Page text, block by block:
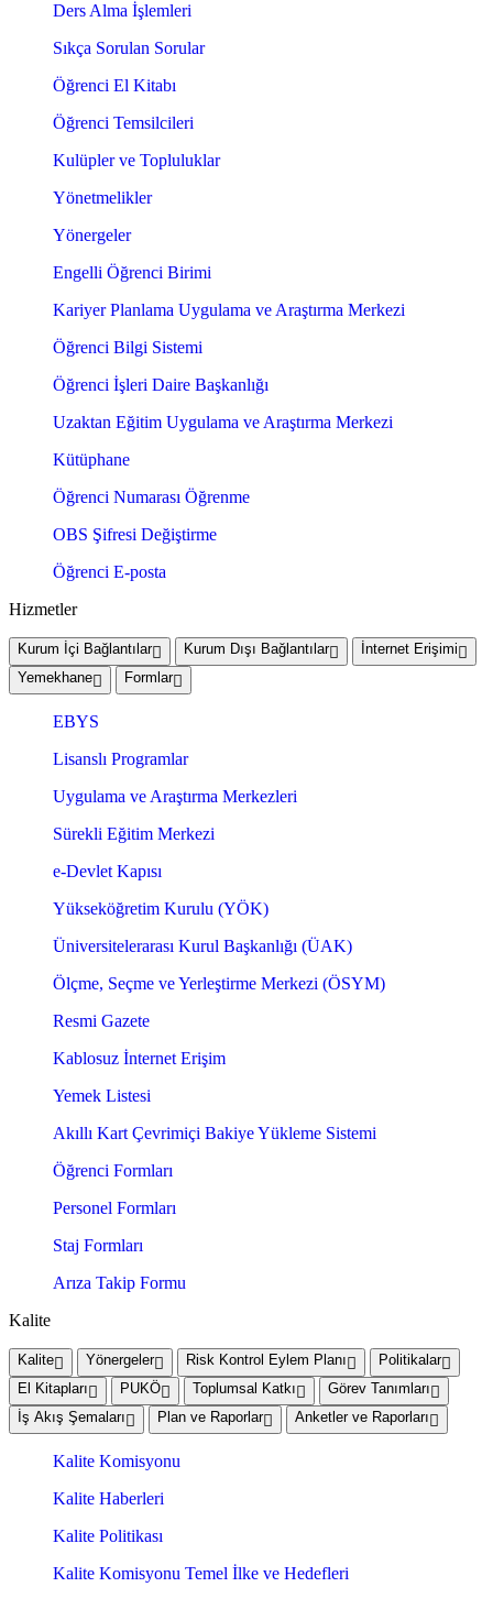
Ders Alma İşlemleri
Sıkça Sorulan Sorular
Öğrenci El Kitabı
Öğrenci Temsilcileri
Kulüpler ve Topluluklar
Yönetmelikler
Yönergeler
Engelli Öğrenci Birimi
Kariyer Planlama Uygulama ve Araştırma Merkezi
Öğrenci Bilgi Sistemi
Öğrenci İşleri Daire Başkanlığı
Uzaktan Eğitim Uygulama ve Araştırma Merkezi
Kütüphane
Öğrenci Numarası Öğrenme
OBS Şifresi Değiştirme
Öğrenci E-posta
Hizmetler
Kurum İçi Bağlantılar Kurum Dışı Bağlantılar
İnternet Erişimi
Yemekhane
Formlar
EBYS
Lisanslı Programlar
Uygulama ve Araştırma Merkezleri
Sürekli Eğitim Merkezi
e-Devlet Kapısı
Yükseköğretim Kurulu (YÖK)
Üniversitelerarası Kurul Başkanlığı (ÜAK)
Ölçme, Seçme ve Yerleştirme Merkezi (ÖSYM)
Resmi Gazete
Kablosuz İnternet Erişim
Yemek Listesi
Akıllı Kart Çevrimiçi Bakiye Yükleme Sistemi
Öğrenci Formları
Personel Formları
Staj Formları
Arıza Takip Formu
Kalite
Kalite Yönergeler Risk Kontrol Eylem Planı
Politikalar
El Kitapları
PUKÖ Toplumsal Katkı
Görev Tanımları
İş Akış Şemaları
Plan ve Raporlar Anketler ve Raporları
Kalite Komisyonu
Kalite Haberleri
Kalite Politikası
Kalite Komisyonu Temel İlke ve Hedefleri